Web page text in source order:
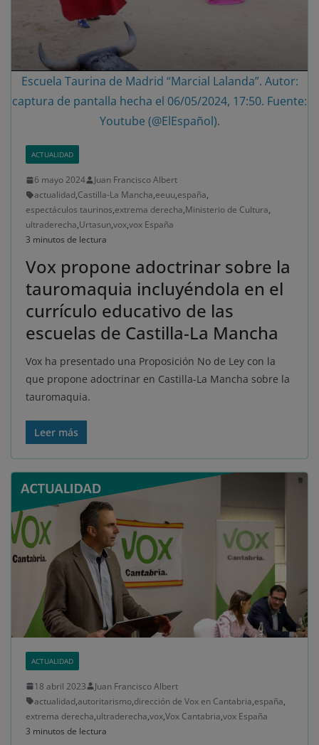
Escuela Taurina de Madrid “Marcial Lalanda”. Autor:
captura de pantalla hecha el 06/05/2024, 17:50. Fuente:
Youtube (@ElEspañol).
ACTUALIDAD
6 mayo 2024
Juan Francisco Albert
actualidad,Castilla-La Mancha,eeuu,españa,
espectáculos taurinos,extrema derecha,Ministerio de Cultura,
ultraderecha,Urtasun,vox,vox España
3 minutos de lectura
Vox propone adoctrinar sobre la
tauromaquia incluyéndola en el
currículo educativo de las
escuelas de Castilla-La Mancha
Vox ha presentado una Proposición No de Ley con la
que propone adoctrinar en Castilla-La Mancha sobre la
tauromaquia.
Leer más
ACTUALIDAD
18 abril 2023
Juan Francisco Albert
actualidad,autoritarismo,dirección de Vox en Cantabria,españa,
extrema derecha,ultraderecha,vox,Vox Cantabria,vox España
3 minutos de lectura